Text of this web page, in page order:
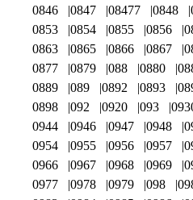
0846
0847 08477 0848
0853
0854 0855 0856
0863
0865 0866 0867
0877
0879 088 0880
0889
089 0892 0893
0898
092 0920 093
0944
0946 0947 0948
0954
0955 0956 0957
0966
0967 0968 0969
0977
0978 0979 098